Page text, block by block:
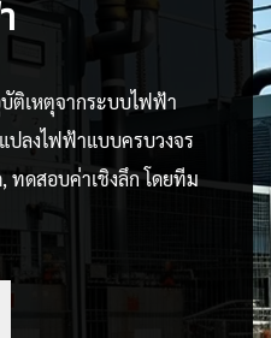
ติเหตุจากระบบไฟฟ้า
ปลงไฟฟ้าแบบครบวงจร
ทดสอบค่าเชิงลึก โดยทีม